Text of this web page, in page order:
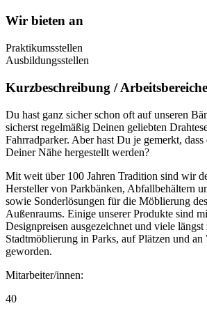
Wir bieten an
Praktikumsstellen
Ausbildungsstellen
Kurzbeschreibung / Arbeitsbereiche
Du hast ganz sicher schon oft auf unseren
sicherst regelmäßig Deinen geliebten
Fahrradparker. Aber hast Du je gemerkt,
Deiner Nähe hergestellt werden?
Mit weit über 100 Jahren Tradition sind wir
Hersteller von Parkbänken, Abfallbehältern
sowie Sonderlösungen für die Möblierung
Außenraums. Einige unserer Produkte sind
Designpreisen ausgezeichnet und viele
Stadtmöblierung in Parks, auf Plätzen und an
geworden.
Mitarbeiter/innen:
40